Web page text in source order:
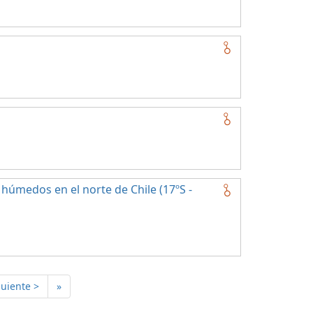
en el norte de Chile (17ºS -
> »